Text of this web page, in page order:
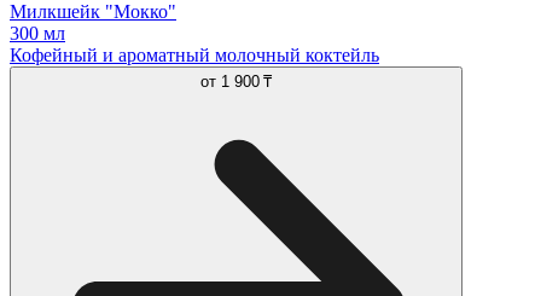
Милкшейк "Мокко"
300 мл
Кофейный и ароматный молочный коктейль
от 1 900 ₸